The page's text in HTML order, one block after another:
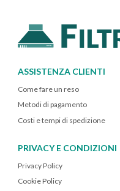
ASSISTENZA CLIENTI
Come fare un reso
Metodi di pagamento
Costi e tempi di spedizione
PRIVACY E CONDIZIONI
Privacy Policy
Cookie Policy